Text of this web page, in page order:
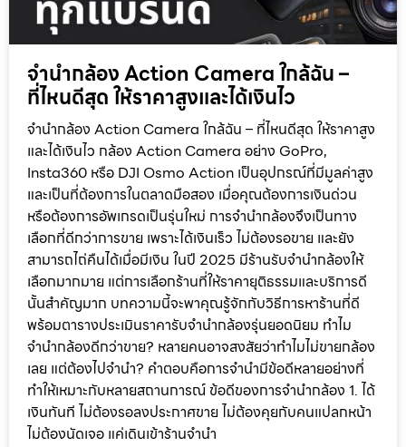
จำนำกล้อง Action Camera ใกล้ฉัน –
ที่ไหนดีสุด ให้ราคาสูงและได้เงินไว
จำนำกล้อง Action Camera ใกล้ฉัน – ที่ไหนดีสุด ให้ราคาสูง
และได้เงินไว กล้อง Action Camera อย่าง GoPro,
Insta360 หรือ DJI Osmo Action เป็นอุปกรณ์ที่มีมูลค่าสูง
และเป็นที่ต้องการในตลาดมือสอง เมื่อคุณต้องการเงินด่วน
หรือต้องการอัพเกรดเป็นรุ่นใหม่ การจำนำกล้องจึงเป็นทาง
เลือกที่ดีกว่าการขาย เพราะได้เงินเร็ว ไม่ต้องรอขาย และยัง
สามารถไถ่คืนได้เมื่อมีเงิน ในปี 2025 มีร้านรับจำนำกล้องให้
เลือกมากมาย แต่การเลือกร้านที่ให้ราคายุติธรรมและบริการดี
นั้นสำคัญมาก บทความนี้จะพาคุณรู้จักกับวิธีการหาร้านที่ดี
พร้อมตารางประเมินราคารับจำนำกล้องรุ่นยอดนิยม ทำไม
จำนำกล้องดีกว่าขาย? หลายคนอาจสงสัยว่าทำไมไม่ขายกล้อง
เลย แต่ต้องไปจำนำ? คำตอบคือการจำนำมีข้อดีหลายอย่างที่
ทำให้เหมาะกับหลายสถานการณ์ ข้อดีของการจำนำกล้อง 1. ได้
เงินทันที ไม่ต้องรอลงประกาศขาย ไม่ต้องคุยกับคนแปลกหน้า
ไม่ต้องนัดเจอ แค่เดินเข้าร้านจำนำ